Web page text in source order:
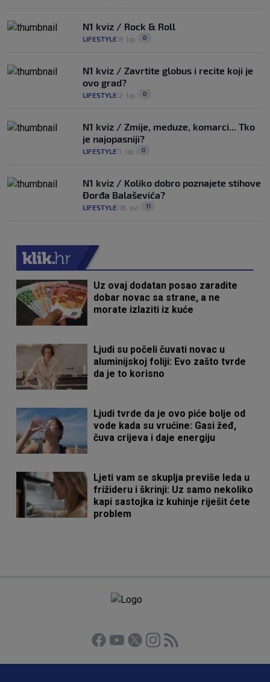
N1 kviz / Rock & Roll
LIFESTYLE 8. lip. 0
N1 kviz / Zavrtite globus i recite koji je
ovo grad?
LIFESTYLE 2. lip. 0
N1 kviz / Zmije, meduze, komarci... Tko
je najopasniji?
LIFESTYLE 1. lip. 0
N1 kviz / Koliko dobro poznajete stihove
Đorđa Balaševića?
LIFESTYLE 18. svi. 11
Uz ovaj dodatan posao zaradite
dobar novac sa strane, a ne
morate izlaziti iz kuće
Ljudi su počeli čuvati novac u
aluminijskoj foliji: Evo zašto tvrde
da je to korisno
Ljudi tvrde da je ovo piće bolje od
vode kada su vrućine: Gasi žeđ,
čuva crijeva i daje energiju
Ljeti vam se skuplja previše leda u
frižideru i škrinji: Uz samo nekoliko
kapi sastojka iz kuhinje riješit ćete
problem